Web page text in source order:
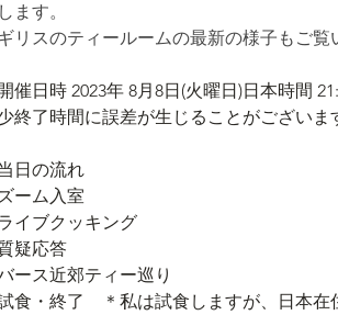
ます。
リスのティールームの最新の様子もご覧
催日時 2023年 8月8日(火曜日)日本時間
終了時間に誤差が生じることがございま
日の流れ
ーム入室
イブクッキング
疑応答
ース近郊ティー巡り
食・終了　＊私は試食しますが、日本在